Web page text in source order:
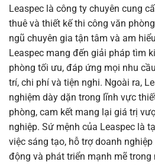
​Leaspec là công ty chuyên cung
thuê và thiết kế thi công văn
ngũ chuyên gia tận tâm và am
Leaspec mang đến giải pháp tìm
phòng tối ưu, đáp ứng mọi nhu
trí, chi phí và tiện nghi. Ngoài ra,
nghiệm dày dặn trong lĩnh vực
phòng, cam kết mang lại giá trị
nghiệp. Sứ mệnh của Leaspec là
việc sáng tạo, hỗ trợ doanh
động và phát triển mạnh mẽ